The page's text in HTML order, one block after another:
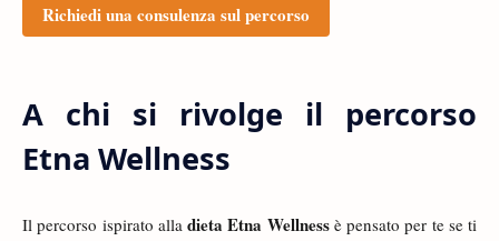
Richiedi una consulenza sul percorso
A chi si rivolge il percorso
Etna Wellness
Il percorso ispirato alla dieta Etna Wellnessè pensato per te se ti